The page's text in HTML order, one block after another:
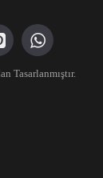
Tasarlanmıştır.